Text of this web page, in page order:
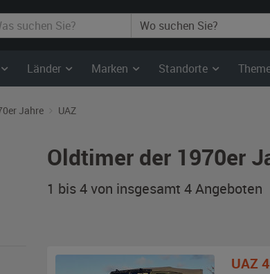
Länder Marken Standorte
Jahre UAZ
Oldtimer der 1970er
1 bis 4 von insgesamt 4Angeboten
UAZ